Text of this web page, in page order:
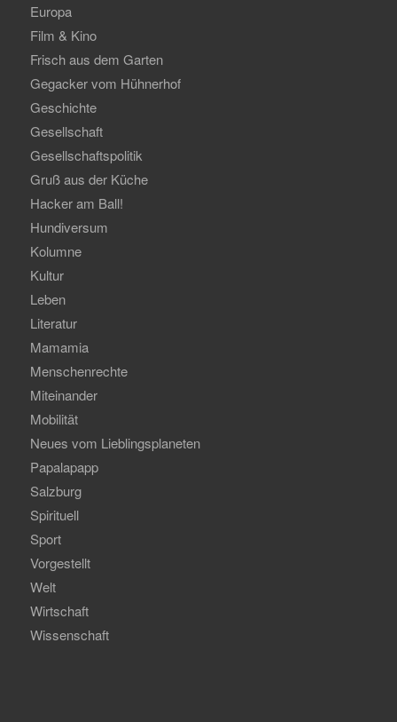
Europa
Film & Kino
Frisch aus dem Garten
Gegacker vom Hühnerhof
Geschichte
Gesellschaft
Gesellschaftspolitik
Gruß aus der Küche
Hacker am Ball!
Hundiversum
Kolumne
Kultur
Leben
Literatur
Mamamia
Menschenrechte
Miteinander
Mobilität
Neues vom Lieblingsplaneten
Papalapapp
Salzburg
Spirituell
Sport
Vorgestellt
Welt
Wirtschaft
Wissenschaft